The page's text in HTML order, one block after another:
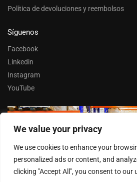
We value your privacy
We use cookies to enhance your
personalized ads or content, and
clicking "Accept All", you consent to our
Política de devoluciones y reembolsos
Síguenos
Facebook
Linkedin
Instagram
YouTube
Trabaja con
Entrar